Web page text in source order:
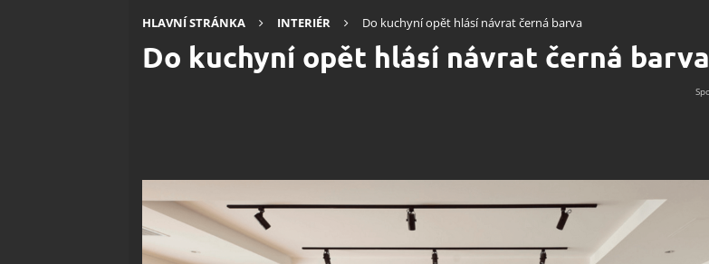
HLAVNÍ STRÁNKA INTERIÉR Do kuchyní opět hlásí návrat černá barva
Do kuchyní opět hlásí návrat černá barva